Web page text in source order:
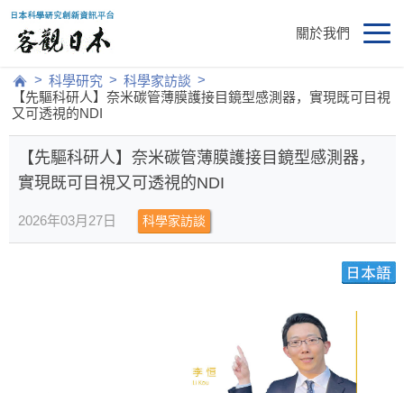
關於我們
> 科學研究 > 科學家訪談 >
【先驅科研人】奈米碳管薄膜護接目鏡型感測器，實現既可目視
又可透視的NDI
【先驅科研人】奈米碳管薄膜護接目鏡型感測器，
實現既可目視又可透視的NDI
2026年03月27日 科學家訪談